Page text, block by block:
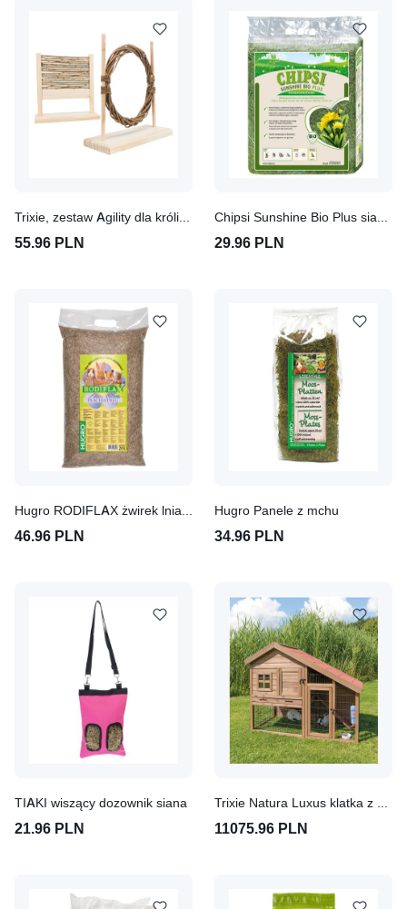
55.96 PLN 29.96 PLN
46.96 PLN
Hugro Panele z mchu
34.96 PLN
TIAKI wiszący dozownik siana
21.96 PLN 11075.96 PLN